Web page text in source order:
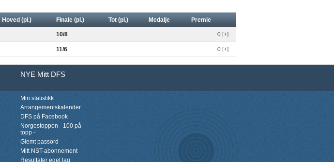
Hoved (pl.) Finale (pl.) Tot (pl.) Medalje Premie
10/8 0 [+]
11/6 0 [+]
NYE Mitt DFS
Min statistikk
Arrangementskalender
DFS på Facebook
Norgestoppen - 100 på
topp -
Glemt passord
Mitt NST-abonnement
Resultater eget lag